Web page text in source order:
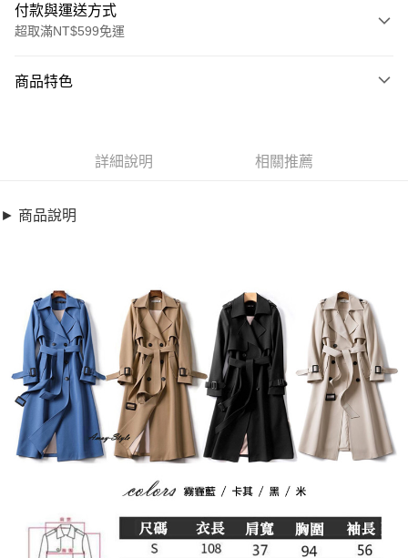
付款與運送方式
超取滿NT$599免運
信用卡一次付款
街口支付
全盈+PAY
AFTEE先享後付
相關說明
【關於「AFTEE先享後付」】
AFTEE先享後付是「在收到商品之後才付款」的支付方式。 讓您購物簡單
便利好安心！
１．簡單：不需註冊會員、不需綁卡、不需儲值。
２．便利：只要手機號碼，簡訊認證，即可結帳。
３．安心：先確認商品／服務後，再付款。
【「AFTEE先享後付」結帳流程】
結帳頁面，進行簡訊認證並確認金額後，即可完成結帳。
２．訂單成立數日內，您將收到繳費通知簡訊。
３．收到繳費通知簡訊後14天內，點擊此簡訊中的連結，可透過四大超商／
ATM付款
運送方式
全家取貨付款
每筆NT$79，滿NT$599(含以上)免運費
付款後全家取貨
每筆NT$79，滿NT$599(含以上)免運費
商品特色
【XC2019123】
"嚴選精品款"
銷售重點
加大碼精品款-愛的迫降格紋內裡風衣外套(S-2XL)【XC2019123】
英倫風四季百搭風衣，格紋設計超典雅時尚
經典英倫風時尚風衣，加大碼設計，棉花糖女孩也可穿
"嚴選精品款"
詳細說明 相關推薦
► 商品說明